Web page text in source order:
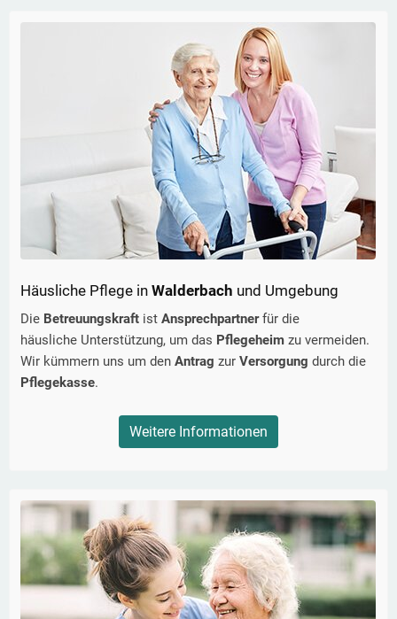
Häusliche Pflege in Walderbach und Umgebung
Die Betreuungskraft ist Ansprechpartnerfür die
häusliche Unterstützung, um das Pflegeheim zu vermeiden.
Wir kümmern uns um den Antrag zur Versorgung durch die
Pflegekasse.
Weitere Informationen